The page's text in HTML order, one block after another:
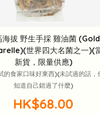
海拔 野生手採 雞油菌
世界四大名菌之一)(
新貨，限量供應)
的食家口味好東西)(未試過的話，
知道自己錯過了什麼)
HK$68.00